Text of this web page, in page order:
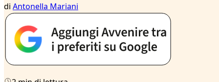
di Antonella Mariani